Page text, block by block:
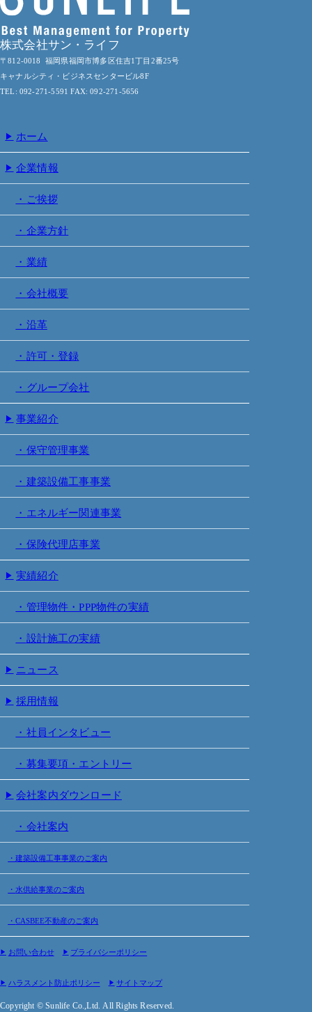
株式会社サン・ライフ
〒812-0018 福岡県福岡市博多区住吉1丁目2番25号
キャナルシティ・ビジネスセンタービル8F
TEL: 092-271-5591 FAX: 092-271-5656
ホーム
企業情報
ご挨拶
企業方針
業績
会社概要
沿革
許可・登録
グループ会社
事業紹介
保守管理事業
建築設備工事事業
エネルギー関連事業
保険代理店事業
実績紹介
管理物件・PPP物件の実績
設計施工の実績
ニュース
採用情報
社員インタビュー
募集要項・エントリー
会社案内ダウンロード
会社案内
建築設備工事事業のご案内
水供給事業のご案内
CASBEE不動産のご案内
お問い合わせ プライバシーポリシー
ハラスメント防止ポリシー サイトマップ
Copyright © Sunlife Co.,Ltd.All Rights Reserved.